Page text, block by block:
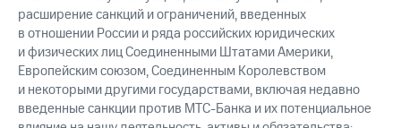
расширение санкций и ограничений, введенных
в отношении России и ряда российских юридических
и физических лиц Соединенными Штатами Америки,
Европейским союзом, Соединенным Королевством
и некоторыми другими государствами, включая недавно
введенные санкции против МТС-Банка и их потенциальное